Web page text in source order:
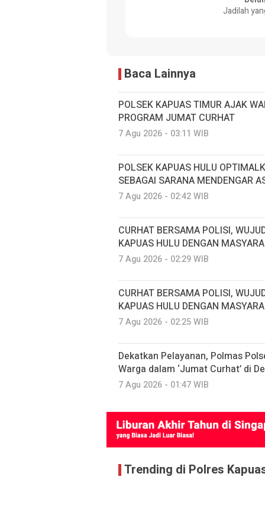
Jadilah
Baca Lainnya
POLSEK KAPUAS TIMUR AJAK
PROGRAM JUMAT CURHAT
7 Agu 2026 - 03:11 WIB
POLSEK KAPUAS HULU
SEBAGAI SARANA MENDENGAR
7 Agu 2026 - 02:42 WIB
CURHAT BERSAMA POLISI,
KAPUAS HULU DENGAN
7 Agu 2026 - 02:29 WIB
CURHAT BERSAMA POLISI,
KAPUAS HULU DENGAN
7 Agu 2026 - 02:25 WIB
Dekatkan Pelayanan, Polmas
Warga dalam ‘Jumat Curhat’ di
7 Agu 2026 - 01:47 WIB
Trending di Polres